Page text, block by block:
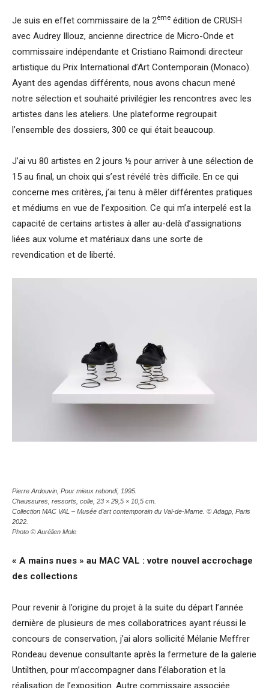
Je suis en effet commissaire de la 2ème édition de CRUSH
avec Audrey Illouz, ancienne directrice de Micro-Onde et
commissaire indépendante et Cristiano Raimondi directeur
artistique du Prix International d’Art Contemporain (Monaco).
Ayant des agendas différents, nous avons chacun mené
notre sélection et souhaité privilégier les rencontres avec les
artistes dans les ateliers. Une plateforme regroupait
l’ensemble des dossiers, 300 ce qui était beaucoup.
J’ai vu 80 artistes en 2 jours ½ pour arriver à une sélection de
15 au final, un choix qui s’est révélé très difficile. En ce qui
concerne mes critères, j’ai tenu à mêler différentes pratiques
et médiums en vue de l’exposition. Ce qui m’a interpelé est la
capacité de certains artistes à aller au-delà d’assignations
liées aux volume et matériaux dans une sorte de
revendication et de liberté.
Pierre Ardouvin, Pour mieux rebondi, 1995.
Chaussures, ressorts, colle, 23 × 29,5 × 10,5 cm.
Collection MAC VAL – Musée d’art contemporain du Val-de-Marne. © Adagp, Paris
2022.
Photo © Aurélien Mole
« A mains nues » au MAC VAL : votre nouvel accrochage
des collections
Pour revenir à l’origine du projet à la suite du départ l’année
dernière de plusieurs de mes collaboratrices ayant réussi le
concours de conservation, j’ai alors sollicité Mélanie Meffrer
Rondeau devenue consultante après la fermeture de la galerie
Untilthen, pour m’accompagner dans l’élaboration et la
réalisation de l’exposition. Autre commissaire associée